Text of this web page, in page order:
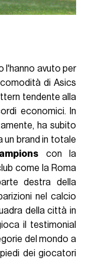
l'hanno avuto per
di Asics
tendente alla
economici. In
ha subito
un brand in totale
con la
come la Roma
destra della
nel calcio
della città in
il testimonial
del mondo a
dei giocatori